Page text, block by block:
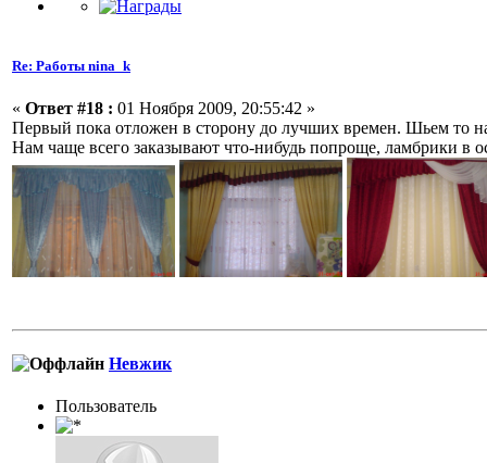
Re: Работы nina_k
« Ответ #18 : 01 Ноября 2009, 20:55:42 »
Первый пока отложен в сторону до лучших времен. Шьем то
Нам чаще всего заказывают что-нибудь попроще, ламбрики в
Невжик
Пользовaтeль